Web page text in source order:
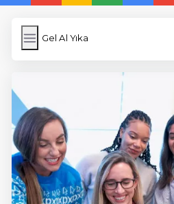
Gel Al Yıka
Gel Al Yıka
Wordpress Cache
Anasayfa
5 Günde İngilizce